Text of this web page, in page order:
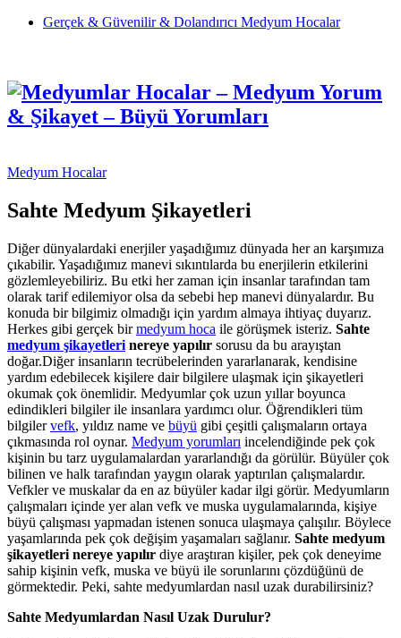
Gerçek & Güvenilir & Dolandırıcı Medyum Hocalar
Medyum Hocalar
Sahte Medyum Şikayetleri
Diğer dünyalardaki enerjiler yaşadığımız dünyada her an karşımıza
çıkabilir. Yaşadığımız manevi sıkıntılarda bu enerjilerin etkilerini
gözlemleyebiliriz. Bu etki her zaman için insanlar tarafından tam
olarak tarif edilemiyor olsa da sebebi hep manevi dünyalardır. Bu
konuda bir bilgimiz olmadığı için yardım almaya ihtiyaç duyarız.
Herkes gibi gerçek birmedyum hoca ile görüşmek isteriz. Sahte
medyum şikayetleri nereye yapılır sorusu da bu arayıştan
doğar.Diğer insanların tecrübelerinden yararlanarak, kendisine
yardım edebilecek kişilere dair bilgilere ulaşmak için şikayetleri
okumak çok önemlidir. Medyumlar çok uzun yıllar boyunca
edindikleri bilgiler ile insanlara yardımcı olur. Öğrendikleri tüm
bilgilervefk, yıldız name ve büyü gibi çeşitli çalışmaların ortaya
çıkmasında rol oynar. Medyum yorumları incelendiğinde pek çok
kişinin bu tarz uygulamalardan yararlandığı da görülür. Büyüler çok
bilinen ve halk tarafından yaygın olarak yaptırılan çalışmalardır.
Vefkler ve muskalar da en az büyüler kadar ilgi görür. Medyumların
çalışmaları içinde yer alan vefk ve muska uygulamalarında, kişiye
büyü çalışması yapmadan istenen sonuca ulaşmaya çalışılır. Böylece
yaşamlarında pek çok değişim yaşamaları sağlanır. Sahte medyum
şikayetleri nereye yapılır diye araştıran kişiler, pek çok deneyime
sahip kişinin vefk, muska ve büyü ile sorunlarını çözdüğünü de
görmektedir. Peki, sahte medyumlardan nasıl uzak durabilirsiniz?
Sahte Medyumlardan Nasıl Uzak Durulur?